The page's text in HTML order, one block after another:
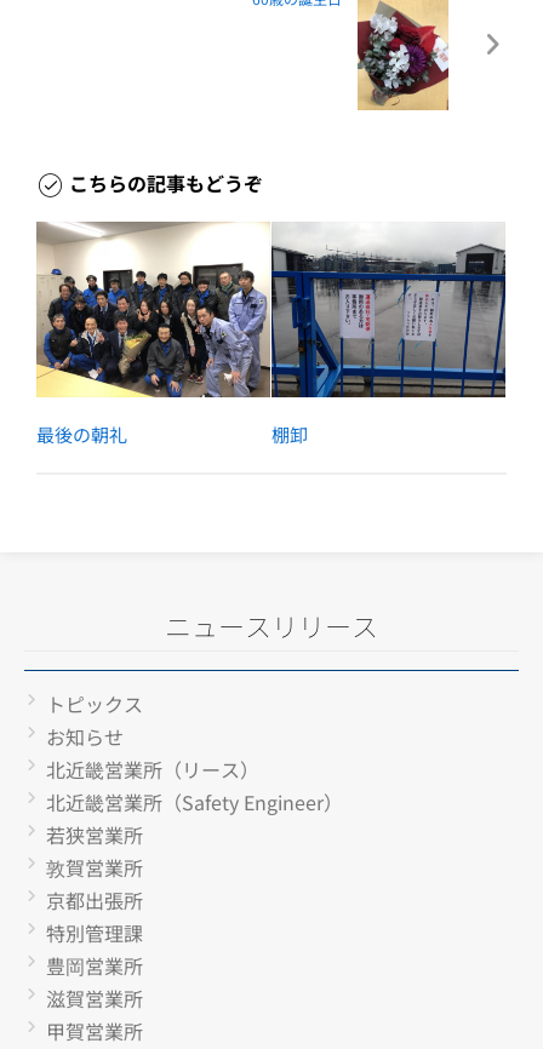
こちらの記事もどうぞ
最後の朝礼 棚卸
ニュースリリース
トピックス
お知らせ
北近畿営業所（リース）
北近畿営業所（Safety Engineer）
若狭営業所
敦賀営業所
京都出張所
特別管理課
豊岡営業所
滋賀営業所
甲賀営業所